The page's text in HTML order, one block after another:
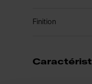
Finition